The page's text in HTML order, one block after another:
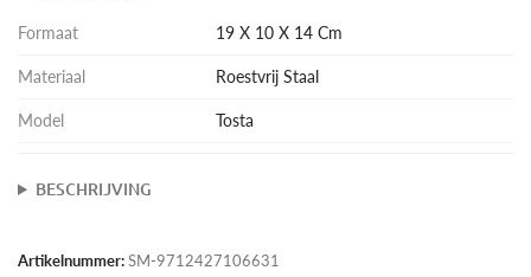
Formaat 19 X 10 X 14 Cm
Materiaal Roestvrij Staal
Model Tosta
BESCHRIJVING
Artikelnummer:SM-9712427106631